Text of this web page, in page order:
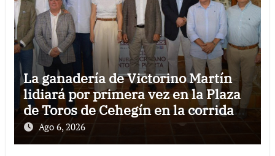
La ganadería de Victorino Martín
lidiará por primera vez en la Plaza
de Toros de Cehegín en la corrida
conmemorativa de su 125
aniversario
Ago 6, 2026